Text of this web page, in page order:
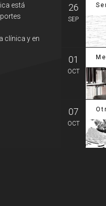
está
clínica y en
26
SEP
01
OCT
07
OCT